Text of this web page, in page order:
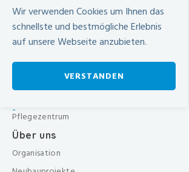
Medizinische Klinik
Frauenklinik
Übergreifende medizinische Bereiche
Übergreifende Bereiche
Beratungen & Dienste
Pflegezentrum
Über uns
Organisation
Wir verwenden Cookies um Ihnen das
schnellste und bestmögliche Erlebnis
auf unsere Webseite anzubieten.
VERSTANDEN
-